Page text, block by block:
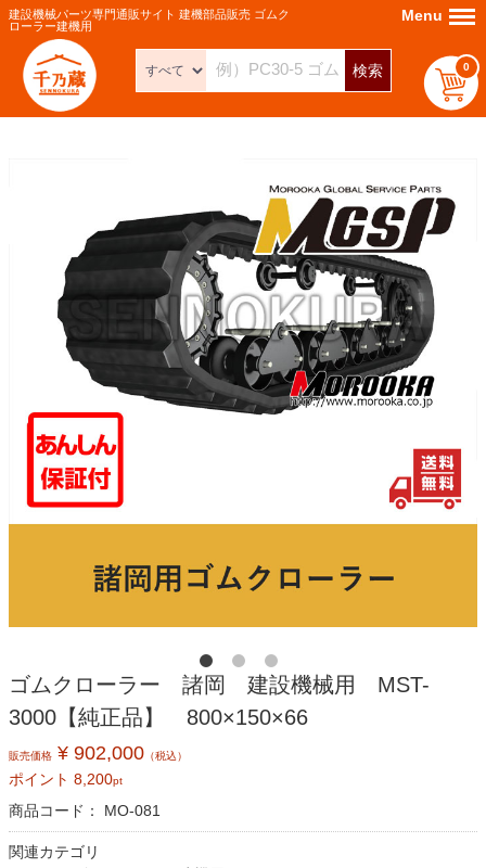
建設機械パーツ専門通販サイト 建機部品販売 ゴムク
ローラー建機用
検索 0
Menu Menu
ゴムクローラー 諸岡 建設機械用 MST-
3000【純正品】 800×150×66
販売価格 ¥ 902,000 （税込）
ポイント 8,200pt
商品コード： MO-081
関連カテゴリ